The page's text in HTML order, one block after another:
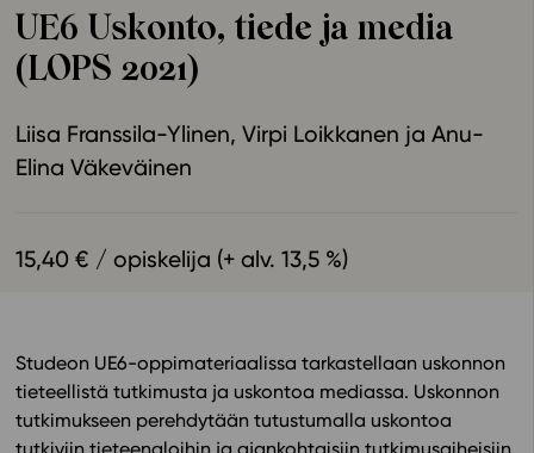
Ominaisuudet
Tapahtumakalenteri
Yhteisö
Suosittelut
Oppikirjailijat
Eettiset periaatteet tekoälyn käyttöön
Tilaa uutiskirje
UE6 Uskonto, tiede ja media
(LOPS 2021)
Liisa Franssila-Ylinen Virpi Loikkanen
Anu-
Elina Väkeväinen
15,40 € / opiskelija (+ alv. 13,5 %)
Studeon UE6-oppimateriaalissa tarkastellaan uskonnon
tieteellistä tutkimusta ja uskontoa mediassa. Uskonnon
tutkimukseen perehdytään tutustumalla uskontoa